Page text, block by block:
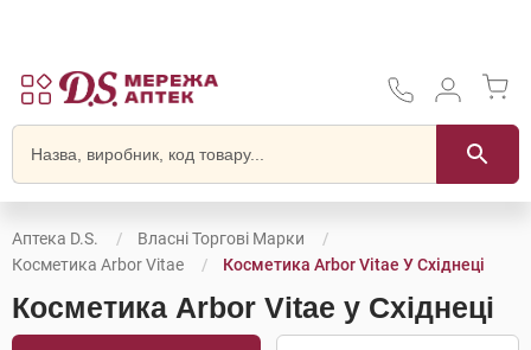
Аптека D.S.
Власні Торгові Марки
Косметика Arbor Vitae
Косметика Arbor Vitae У Східнеці
Косметика Arbor Vitae у Східнеці